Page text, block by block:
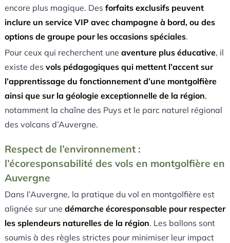
encore plus magique. Des forfaits exclusifs peuvent
inclure un service VIP avec champagne à bord, ou des
options de groupe pour les occasions spéciales.
Pour ceux qui recherchent une aventure plus éducative, il
existe des vols pédagogiques qui mettent l’accent sur
l’apprentissage du fonctionnement d’une montgolfière
ainsi que sur la géologie exceptionnelle de la région,
notamment la chaîne des Puys et le parc naturel régional
des volcans d’Auvergne.
Respect de l’environnement :
l’écoresponsabilité des vols en montgolfière en
Auvergne
Dans l’Auvergne, la pratique du vol en montgolfière est
alignée sur une démarche écoresponsable pour respecter
les splendeurs naturelles de la région. Les ballons sont
soumis à des règles strictes pour minimiser leur impact